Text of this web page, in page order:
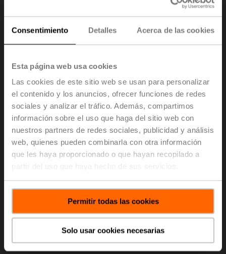
Consentimiento Detalles Acerca de las cookies
Esta página web usa cookies
Las cookies de este sitio web se usan para personalizar
el contenido y los anuncios, ofrecer funciones de redes
sociales y analizar el tráfico. Además, compartimos
información sobre el uso que haga del sitio web con
nuestros partners de redes sociales, publicidad y análisis
web, quienes pueden combinarla con otra información
que les haya proporcionado o que hayan recopilado a
partir del uso que haya hecho de sus servicios.
Permitir todas las cookies
Solo usar cookies necesarias
Formación
Como empresa líder en el mercado, estamos
experiencia innovadora con usted de la forma más
sencilla posible. Además de nuestros seminarios web,
que puede encontrar en el apartado Seminarios web,
ofrecemos vídeos educativos y formación basada en la
web sobre una amplia gama de temas de interés.
Los cursos de formación en línea le dan acceso a un
mayor nivel de educación desde cualquier lugar y en
cualquier momento. En los diversos cursos
ofrecemos sobre nuestros productos y aplicaciones
¿Desea que le informemos sobre algún tema?
Háganoslo saber.